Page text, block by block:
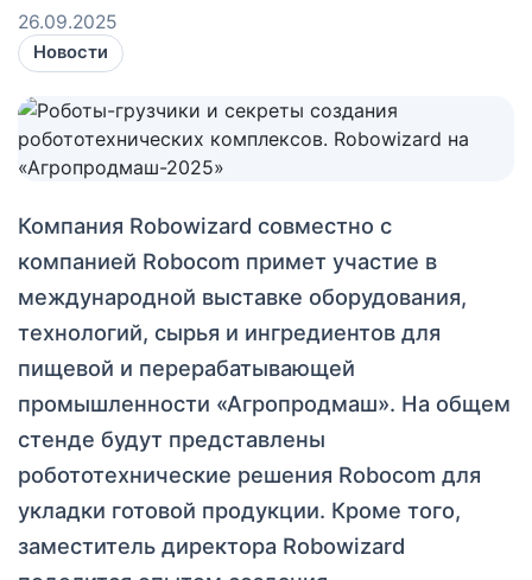
26.09.2025
Новости
Компания Robowizard совместно с
компанией Robocom примет участие в
международной выставке оборудования,
технологий, сырья и ингредиентов для
пищевой и перерабатывающей
промышленности «Агропродмаш». На общем
стенде будут представлены
робототехнические решения Robocom для
укладки готовой продукции. Кроме того,
заместитель директора Robowizard